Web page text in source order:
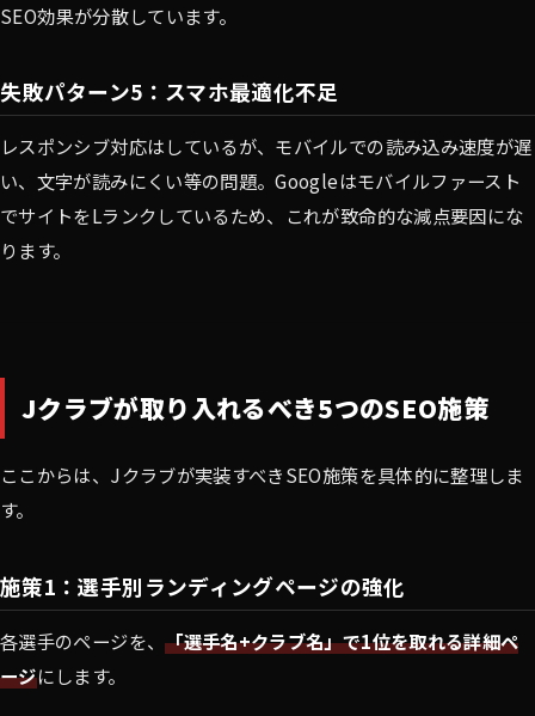
SEO効果が分散しています。
失敗パターン5：スマホ最適化不足
レスポンシブ対応はしているが、モバイルでの読み込み速度が遅
い、文字が読みにくい等の問題。Googleはモバイルファースト
でサイトをLランクしているため、これが致命的な減点要因にな
ります。
Jクラブが取り入れるべき5つのSEO施策
ここからは、Jクラブが実装すべきSEO施策を具体的に整理しま
す。
施策1：選手別ランディングページの強化
各選手のページを、「選手名+クラブ名」で1位を取れる詳細ペ
ージにします。